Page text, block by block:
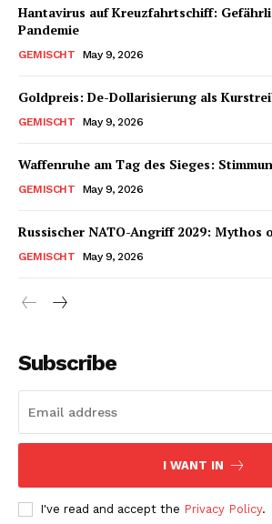
Hantavirus auf Kreuzfahrtschiff:
Pandemie
GEMISCHT May 9, 2026
Goldpreis: De-Dollarisierung als
GEMISCHT May 9, 2026
Waffenruhe am Tag des Sieges:
GEMISCHT May 9, 2026
Russischer NATO-Angriff 2029: Mythos
GEMISCHT May 9, 2026
Subscribe
I WANT IN
I've read and accept the Privacy Policy.